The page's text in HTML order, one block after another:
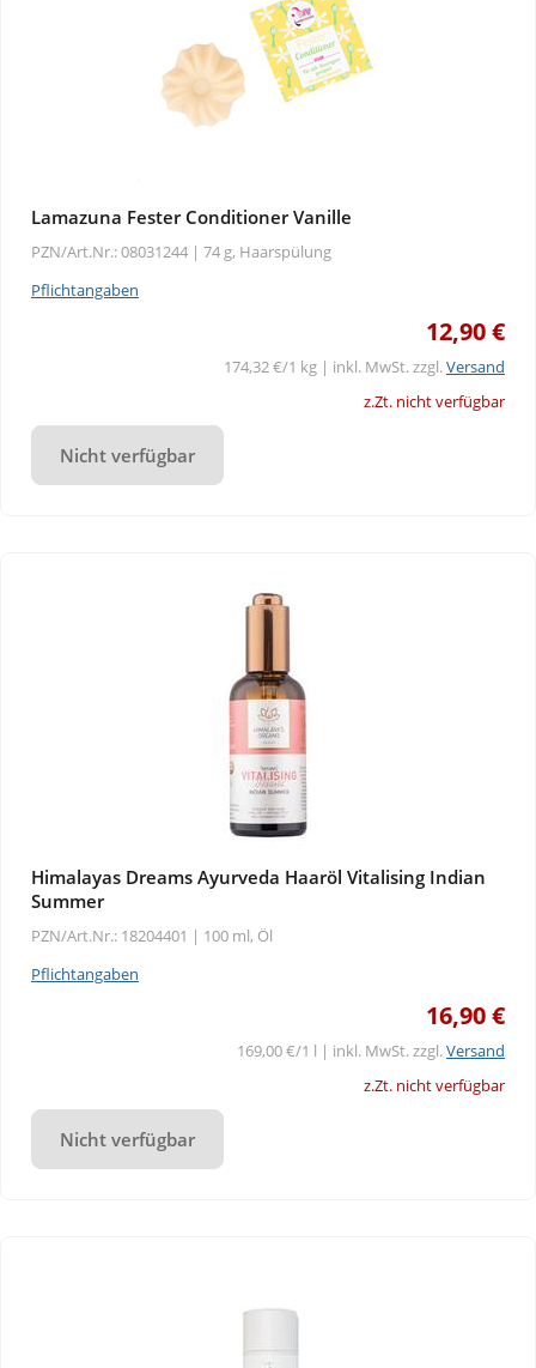
Lamazuna Fester Conditioner Vanille
PZN/Art.Nr.: 08031244 | 74 g, Haarspülung
Pflichtangaben
12,90 €
174,32 €/1 kg | inkl. MwSt. zzgl.Versand
z.Zt. nicht verfügbar
Nicht verfügbar
Himalayas Dreams Ayurveda Haaröl Vitalising Indian
Summer
PZN/Art.Nr.: 18204401 | 100 ml, Öl
Pflichtangaben
16,90 €
169,00 €/1 l | inkl. MwSt. zzgl.Versand
z.Zt. nicht verfügbar
Nicht verfügbar